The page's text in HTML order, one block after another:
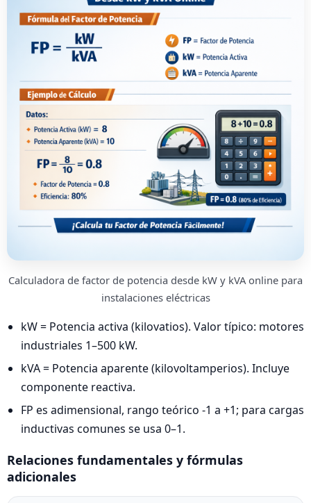
Calculadora de factor de potencia desde kW y kVA online para
instalaciones eléctricas
kW = Potencia activa (kilovatios). Valor típico: motores
industriales 1–500 kW.
kVA = Potencia aparente (kilovoltamperios). Incluye
componente reactiva.
FP es adimensional, rango teórico -1 a +1; para cargas
inductivas comunes se usa 0–1.
Relaciones fundamentales y fórmulas
adicionales